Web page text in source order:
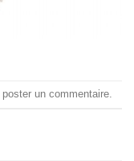
poster un commentaire.